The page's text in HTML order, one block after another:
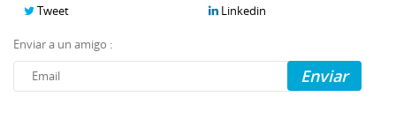
Tweet
Linkedin
Enviar a un amigo :
Enviar